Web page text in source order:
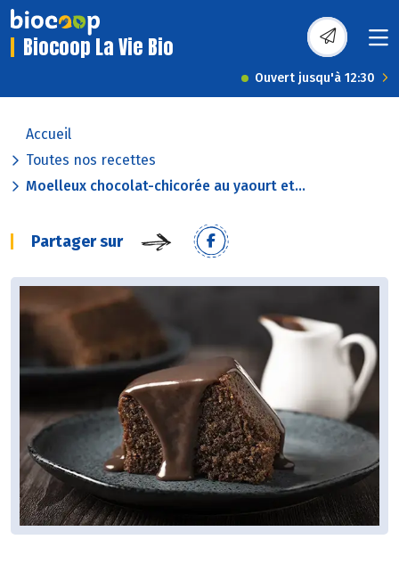
Biocoop La Vie Bio
Ouvert jusqu'à 12:30
Accueil
Toutes nos recettes
Moelleux chocolat-chicorée au yaourt et...
Partager sur